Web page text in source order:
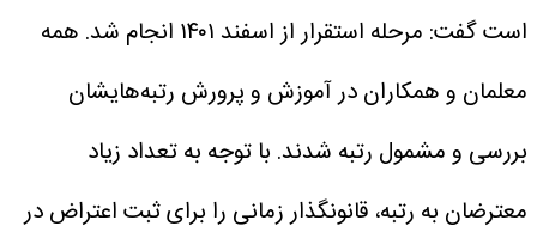
است گفت: مرحله استقرار از اسفند ۱۴۰۱ انجام شد. همه
معلمان و همکاران در آموزش و پرورش رتبه‌هایشان
بررسی و مشمول رتبه شدند. با توجه به تعداد زیاد
معترضان به رتبه، قانونگذار زمانی را برای ثبت اعتراض در